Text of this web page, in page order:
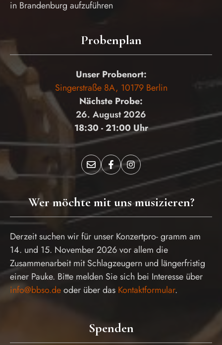
in Brandenburg aufzuführen
Probenplan
Unser Probenort:
Singerstraße 8A, 10179 Berlin
Nächste Probe:
26. August 2026
18:30 - 21:00 Uhr
Wer möchte mit uns musizieren?
Derzeit suchen wir für unser Konzertpro- gramm am
14. und 15. November 2026 vor allem die
Zusammenarbeit mit Schlagzeugern und längerfristig
einer Pauke. Bitte melden Sie sich bei Interesse über
info@bbso.deoder über das Kontaktformular.
Spenden